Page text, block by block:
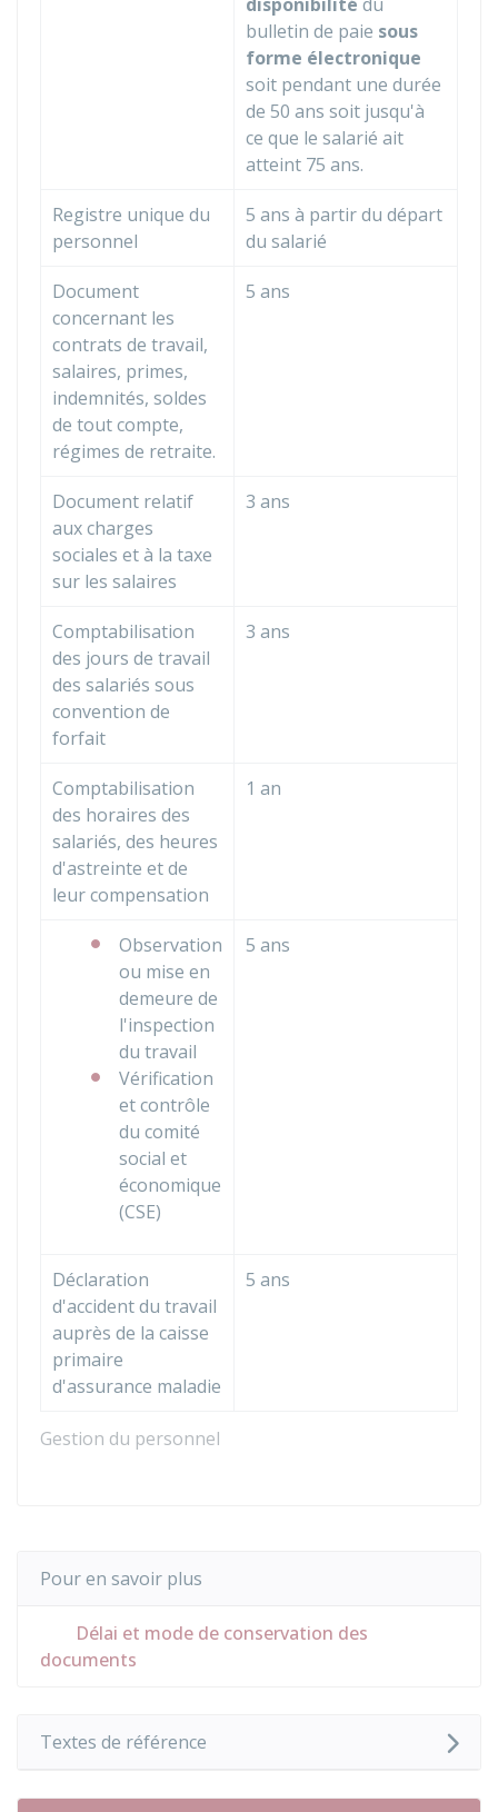
Gestion du personnel
bulletin de paie sous
forme électronique
soit pendant une durée
de 50 ans soit jusqu'à
ce que le salarié ait
atteint 75 ans.
Registre unique du
personnel
5 ans à partir du départ
du salarié
Document
concernant les
contrats de travail,
salaires, primes,
indemnités, soldes
de tout compte,
régimes de retraite.
5 ans
Document relatif
aux charges
sociales et à la taxe
sur les salaires
3 ans
Comptabilisation
des jours de travail
des salariés sous
convention de
forfait
3 ans
Comptabilisation
des horaires des
salariés, des heures
d'astreinte et de
leur compensation
1 an
Observation
ou mise en
demeure de
l'inspection
du travail
Vérification
et contrôle
du comité
social et
économique
(CSE)
5 ans
Déclaration
d'accident du travail
auprès de la caisse
primaire
d'assurance maladie
5 ans
Pour en savoir plus
Délai et mode de conservation des
documents
Textes de référence